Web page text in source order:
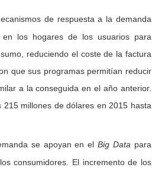
de respuesta a la demanda
en los hogares de los usuarios para
reduciendo el coste de la factura
que sus programas permitían reducir
a la conseguida en el año anterior.
millones de dólares en 2015 hasta
se apoyan en elBig Data para
consumidores. El incremento de los